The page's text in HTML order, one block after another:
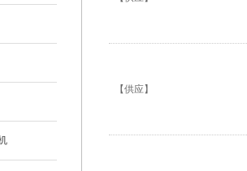
【供应】